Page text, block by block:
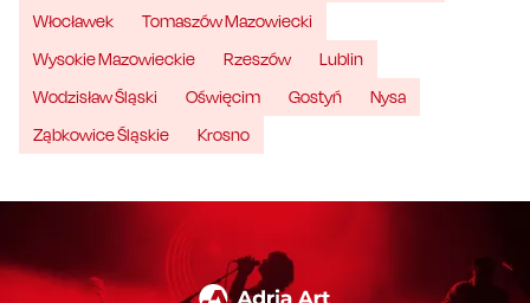
Włocławek
Tomaszów Mazowiecki
Wysokie Mazowieckie
Rzeszów
Lublin
Wodzisław Śląski
Oświęcim Gostyń
Nysa
Ząbkowice Śląskie
Krosno